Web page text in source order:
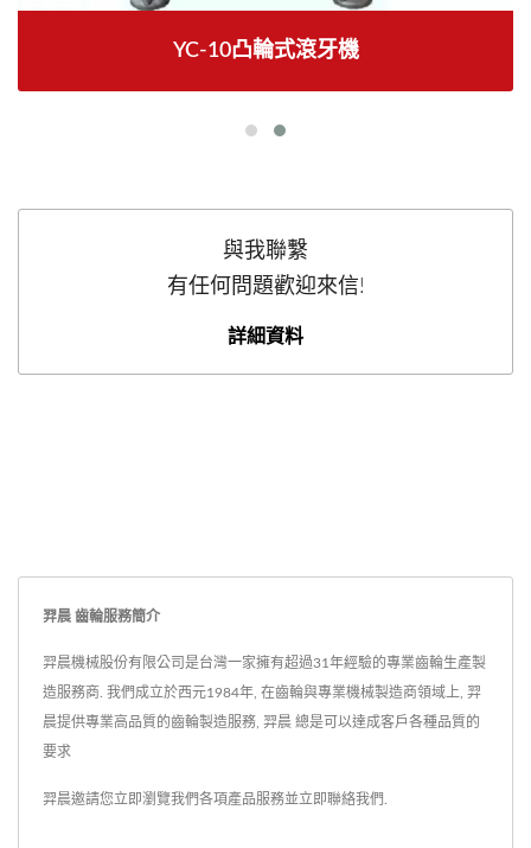
YC-10凸輪式滾牙機
與我聯繫
有任何問題歡迎來信!
詳細資料
羿晨 齒輪服務簡介
羿晨機械股份有限公司是台灣一家擁有超過31年經驗的專業齒輪生產製
造服務商. 我們成立於西元1984年, 在齒輪與專業機械製造商領域上, 羿
晨提供專業高品質的齒輪製造服務, 羿晨 總是可以達成客戶各種品質的
要求
羿晨邀請您立即瀏覽我們各項產品服務並立即聯絡我們